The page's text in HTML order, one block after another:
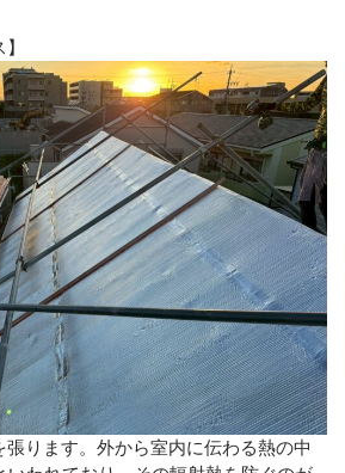
張ります。外から室内に伝わる熱の中